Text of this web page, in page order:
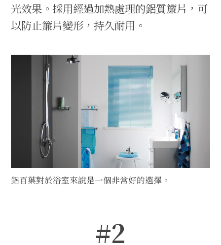
光效果。採用經過加熱處理的鋁質簾片，可
以防止簾片變形，持久耐用。
鋁百葉對於浴室來說是一個非常好的選擇。
#2